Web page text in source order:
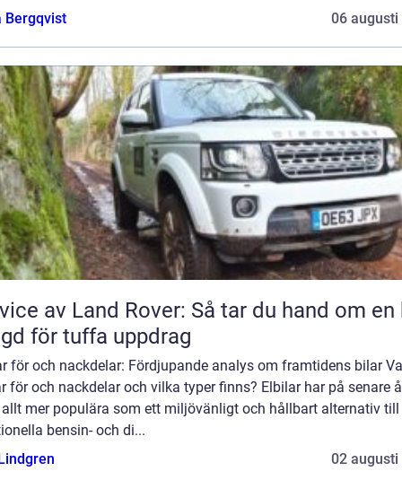
Bergqvist
06 augusti
av Land Rover: Så tar du hand om en
för tuffa uppdrag
för och nackdelar: Fördjupande analys om framtidens bilar
för och nackdelar och vilka typer finns? Elbilar har på senare
mer populära som ett miljövänligt och hållbart alternativ till
bensin- och di...
02 augusti